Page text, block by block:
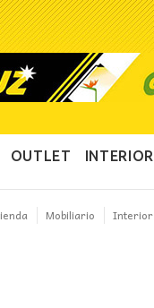
OUTLET INTERIOR
Mobiliario Interior